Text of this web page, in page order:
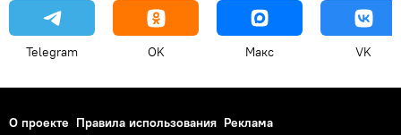
Telegram OK Макс VK
О проекте Правила использования Реклама